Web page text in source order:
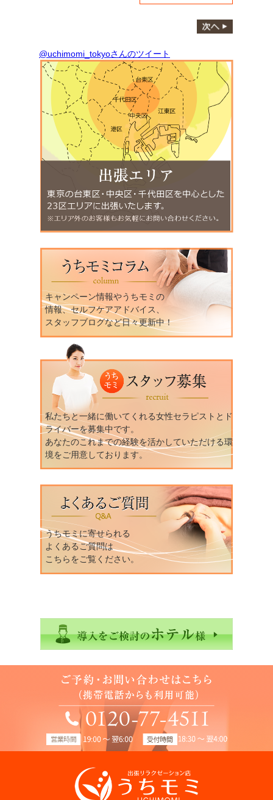
@uchimomi_tokyoさんのツイート
キャンペーン情報やうちモミの
情報、セルフケアアドバイス、
スタッフブログなど日々更新中！
私たちと一緒に働いてくれる女性セラピストとド
ライバーを募集中です。
あなたのこれまでの経験を活かしていただける環
境をご用意しております。
うちモミに寄せられる
よくあるご質問は
こちらをご覧ください。